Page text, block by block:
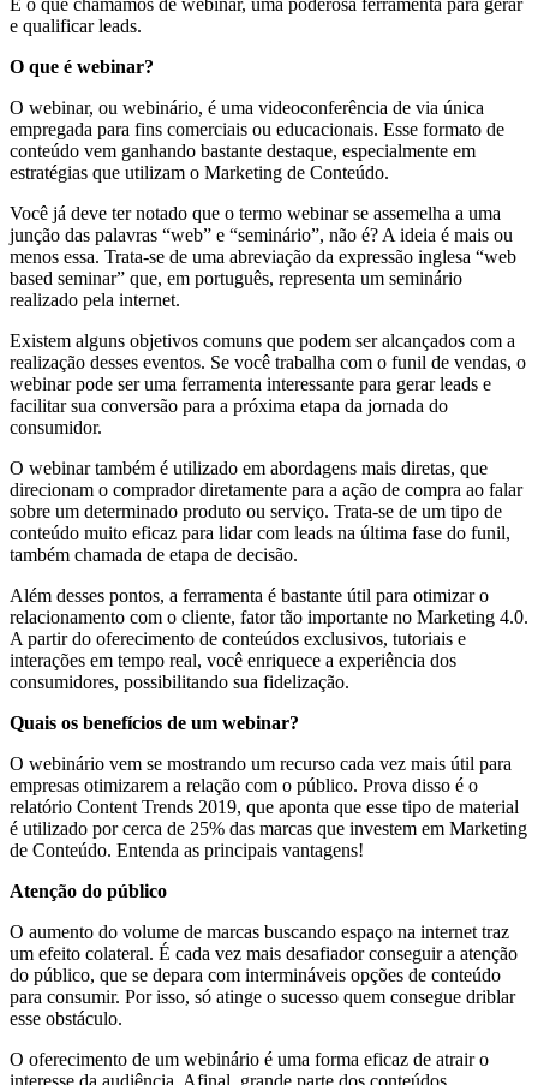
É o que chamamos de webinar, uma poderosa ferramenta para gerar
e qualificar leads.
O que é webinar?
O webinar, ou webinário, é uma videoconferência de via única
empregada para fins comerciais ou educacionais. Esse formato de
conteúdo vem ganhando bastante destaque, especialmente em
estratégias que utilizam o Marketing de Conteúdo.
Você já deve ter notado que o termo webinar se assemelha a uma
junção das palavras “web” e “seminário”, não é? A ideia é mais ou
menos essa. Trata-se de uma abreviação da expressão inglesa “web
based seminar” que, em português, representa um seminário
realizado pela internet.
Existem alguns objetivos comuns que podem ser alcançados com a
realização desses eventos. Se você trabalha com o funil de vendas, o
webinar pode ser uma ferramenta interessante para gerar leads e
facilitar sua conversão para a próxima etapa da jornada do
consumidor.
O webinar também é utilizado em abordagens mais diretas, que
direcionam o comprador diretamente para a ação de compra ao falar
sobre um determinado produto ou serviço. Trata-se de um tipo de
conteúdo muito eficaz para lidar com leads na última fase do funil,
também chamada de etapa de decisão.
Além desses pontos, a ferramenta é bastante útil para otimizar o
relacionamento com o cliente, fator tão importante no Marketing 4.0.
A partir do oferecimento de conteúdos exclusivos, tutoriais e
interações em tempo real, você enriquece a experiência dos
consumidores, possibilitando sua fidelização.
Quais os benefícios de um webinar?
O webinário vem se mostrando um recurso cada vez mais útil para
empresas otimizarem a relação com o público. Prova disso é o
relatório Content Trends 2019, que aponta que esse tipo de material
é utilizado por cerca de 25% das marcas que investem em Marketing
de Conteúdo. Entenda as principais vantagens!
Atenção do público
O aumento do volume de marcas buscando espaço na internet traz
um efeito colateral. É cada vez mais desafiador conseguir a atenção
do público, que se depara com intermináveis opções de conteúdo
para consumir. Por isso, só atinge o sucesso quem consegue driblar
esse obstáculo.
O oferecimento de um webinário é uma forma eficaz de atrair o